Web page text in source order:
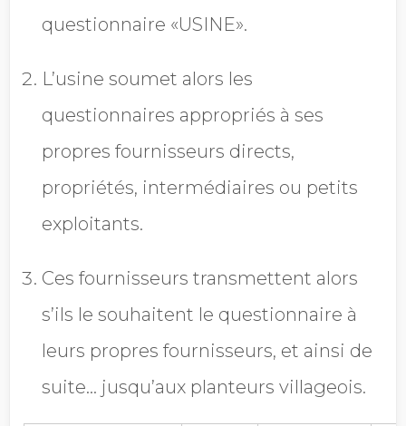
questionnaire «USINE».
L’usine soumet alors les
questionnaires appropriés à ses
propres fournisseurs directs,
propriétés, intermédiaires ou petits
exploitants.
Ces fournisseurs transmettent alors
s’ils le souhaitent le questionnaire à
leurs propres fournisseurs, et ainsi de
suite… jusqu’aux planteurs villageois.